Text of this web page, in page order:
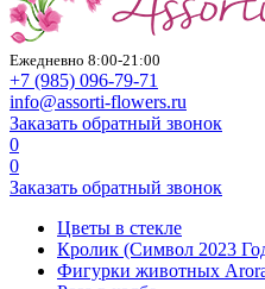
Ежедневно 8:00-21:00
+7 (985) 096-79-71
info@assorti-flowers.ru
Заказать обратный звонок
0
0
Заказать обратный звонок
Цветы в стекле
Кролик (Символ 2023
Фигурки животных